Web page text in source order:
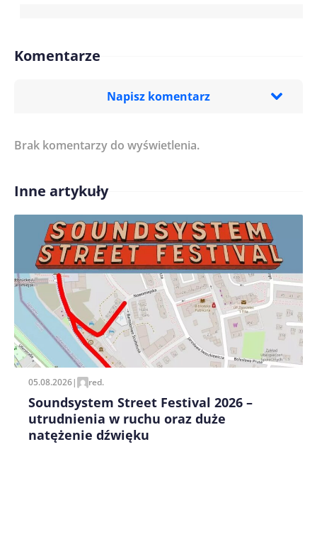
Komentarze
Napisz komentarz
Treść komentarza*
Imię/ Nick*
Zapamiętaj moje dane w tej przeglądarce podczas
pisania kolejnych komentarzy.
Brak komentarzy do wyświetlenia.
Inne artykuły
05.08.2026| red.
Soundsystem Street Festival 2026 –
utrudnienia w ruchu oraz duże
natężenie dźwięku